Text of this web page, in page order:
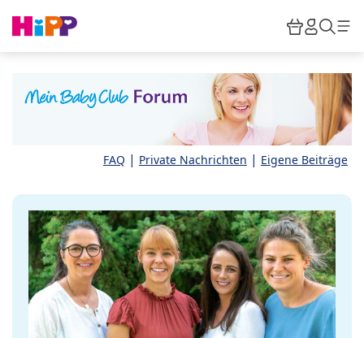
HiPP
FAQ | Private Nachrichten | Eigene Beiträge